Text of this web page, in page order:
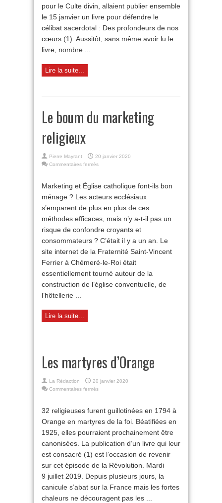
pour le Culte divin, allaient publier ensemble
le 15 janvier un livre pour défendre le
célibat sacerdotal : Des profondeurs de nos
cœurs (1). Aussitôt, sans même avoir lu le
livre, nombre ...
Lire la suite...
Le boum du marketing
religieux
Pierre Mayrant
20 janvier 2020
Commentaires ferméssur
du
marketing
Marketing et Église catholique font-ils bon
ménage ? Les acteurs ecclésiaux
s’emparent de plus en plus de ces
méthodes efficaces, mais n’y a-t-il pas un
risque de confondre croyants et
consommateurs ? C’était il y a un an. Le
site internet de la Fraternité Saint-Vincent
Ferrier à Chémeré-le-Roi était
essentiellement tourné autour de la
construction de l’église conventuelle, de
l’hôtellerie ...
Lire la suite...
Les martyres d’Orange
La Rédaction
20 janvier 2020
Commentaires ferméssur
d’Orange
32 religieuses furent guillotinées en 1794 à
Orange en martyres de la foi. Béatifiées en
1925, elles pourraient prochainement être
canonisées. La publication d’un livre qui leur
est consacré (1) est l’occasion de revenir
sur cet épisode de la Révolution. Mardi
9 juillet 2019. Depuis plusieurs jours, la
canicule s’abat sur la France mais les fortes
chaleurs ne découragent pas les ...